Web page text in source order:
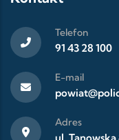
Telefon
91 43 28 100
E-mail
Adres